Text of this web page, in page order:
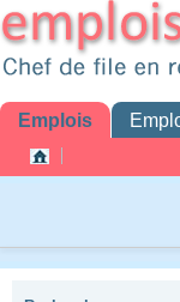
Emplois